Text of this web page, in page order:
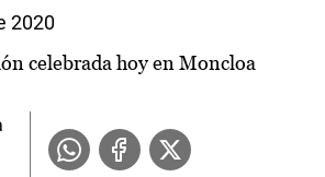
2020
celebrada hoy en Moncloa